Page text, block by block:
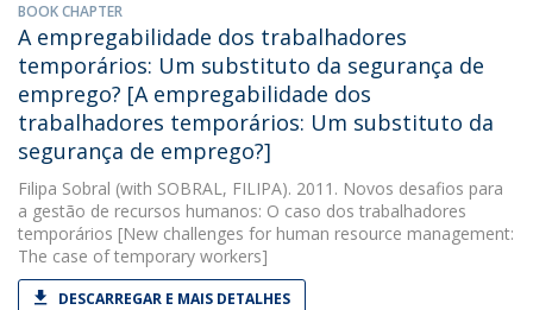
BOOK CHAPTER
A empregabilidade dos trabalhadores
temporários: Um substituto da segurança de
emprego? [A empregabilidade dos
trabalhadores temporários: Um substituto da
segurança de emprego?]
Filipa Sobral (with SOBRAL, FILIPA). 2011. Novos desafios para
a gestão de recursos humanos: O caso dos trabalhadores
temporários [New challenges for human resource management:
The case of temporary workers]
DESCARREGAR E MAIS DETALHES